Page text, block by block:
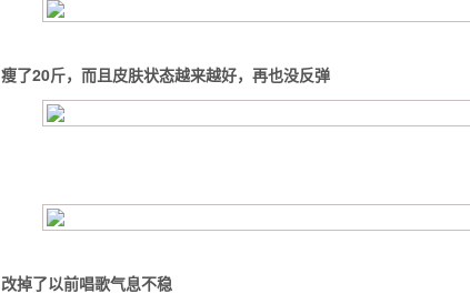
瘦了20斤，而且皮肤状态越来越好，再也没反弹
改掉了以前唱歌气息不稳